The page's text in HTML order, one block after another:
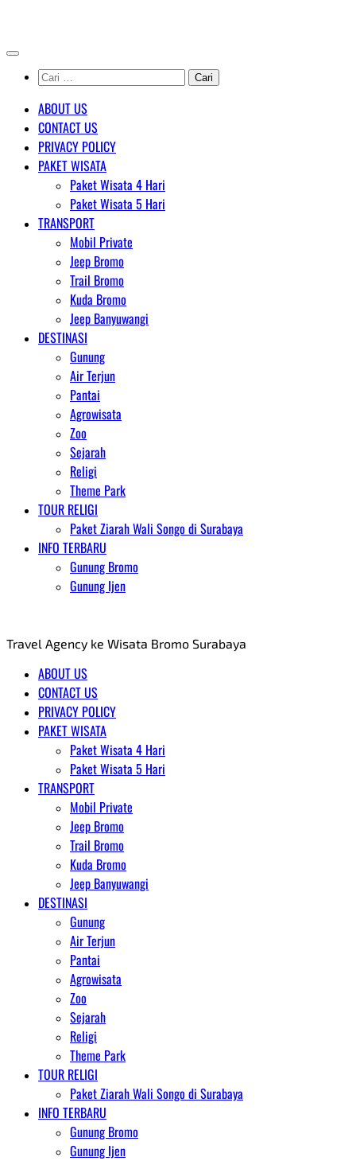
content
Cari
untuk:
ABOUT US
CONTACT US
PRIVACY POLICY
PAKET WISATA
Paket Wisata 4 Hari
Paket Wisata 5 Hari
TRANSPORT
Mobil Private
Jeep Bromo
Trail Bromo
Kuda Bromo
Jeep Banyuwangi
DESTINASI
Gunung
Air Terjun
Pantai
Agrowisata
Zoo
Sejarah
Religi
Theme Park
TOUR RELIGI
Paket Ziarah Wali Songo di Surabaya
INFO TERBARU
Gunung Bromo
Gunung Ijen
Travel Agency ke Wisata Bromo Surabaya
ABOUT US
CONTACT US
PRIVACY POLICY
PAKET WISATA
Paket Wisata 4 Hari
Paket Wisata 5 Hari
TRANSPORT
Mobil Private
Jeep Bromo
Trail Bromo
Kuda Bromo
Jeep Banyuwangi
DESTINASI
Gunung
Air Terjun
Pantai
Agrowisata
Zoo
Sejarah
Religi
Theme Park
TOUR RELIGI
Paket Ziarah Wali Songo di Surabaya
INFO TERBARU
Gunung Bromo
Gunung Ijen